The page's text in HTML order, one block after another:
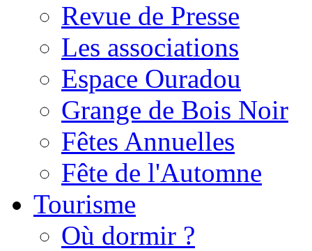
Revue de Presse
Les associations
Espace Ouradou
Grange de Bois Noir
Fêtes Annuelles
Fête de l'Automne
Tourisme
Où dormir ?